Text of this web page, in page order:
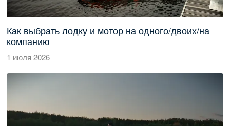
Как выбрать лодку и мотор на одного/двоих/на
компанию
1 июля 2026